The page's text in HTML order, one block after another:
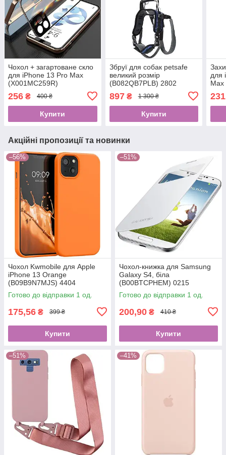
Чохол + загартоване скло
для iPhone 13 Pro Max
(X001MC259R)
256 ₴ 400 ₴
Купити
Збруї для собак petsafe
великий розмір
(B082QB7PLB) 2802
897₴ 1 300 ₴
Купити
для
Max
Акційні пропозиції та новинки
–56%
Чохол Kwmobile для Apple
iPhone 13 Orange
(B09B9N7MJS) 4404
Готово до відправки 1 од.
175,56 ₴ 399 ₴
Купити
–51%
Чохол-книжка для Samsung
Galaxy S4, біла
(B00BTCPHEM) 0215
Готово до відправки 1 од.
200,90 ₴ 410 ₴
Купити
–51% –41%